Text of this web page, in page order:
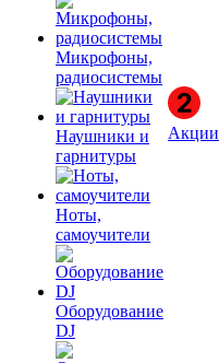
Микрофоны,
радиосистемы
Наушники и
гарнитуры
Ноты,
самоучители
Оборудование
DJ
Акции